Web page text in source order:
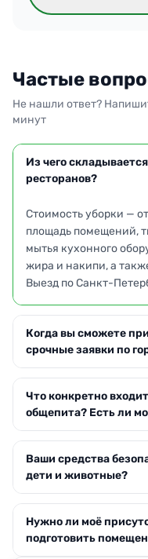
Частые
Не нашли ответ?
минут
Из чего
ресторанов?
Стоимость уборки —
площадь помещений,
мытья кухонного
жира и накипи, а
Выезд по Санкт-
Когда вы сможете
срочные заявки по
ночные часы и
возможен выезд в
оформлении заявки.
Что конкретно
общепита? Есть ли
санузлов, кухонной
удаление жира и
клининга —
Ваши средства
дети и животные?
сертифицированные
агрессивных
Нужно ли моё
подготовить